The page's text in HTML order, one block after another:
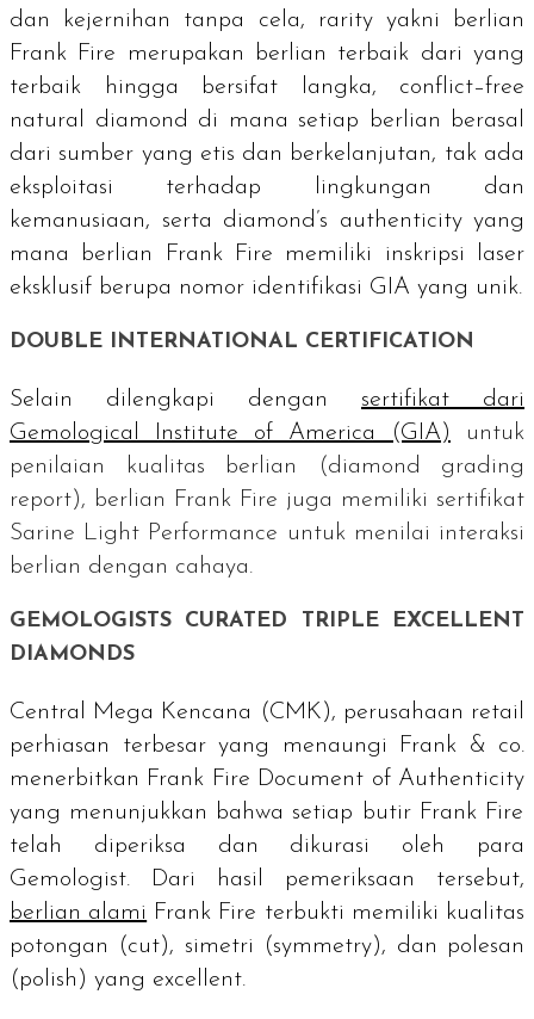
dan kejernihan tanpa cela,
rarity yakni berlian
Frank Fire merupakan berlian terbaik dari yang
terbaik hingga bersifat langka, conflict–free
natural diamond di mana setiap berlian berasal
dari sumber yang etis dan berkelanjutan, tak ada
eksploitasi terhadap lingkungan dan
kemanusiaan, serta diamond’s authenticity yang
mana berlian Frank Fire memiliki inskripsi laser
eksklusif berupa nomor identifikasi GIA yang unik.
DOUBLE INTERNATIONAL CERTIFICATION
Selain dilengkapi dengan
sertifikat dari
Gemological Institute of America
(GIA) untuk
penilaian kualitas berlian (diamond grading
report), berlian Frank Fire juga memiliki sertifikat
Sarine Light Performance untuk menilai interaksi
berlian dengan cahaya.
GEMOLOGISTS CURATED TRIPLE EXCELLENT
DIAMONDS
Central Mega Kencana (CMK), perusahaan retail
perhiasan terbesar yang menaungi Frank & co.
menerbitkan Frank Fire Document of Authenticity
yang menunjukkan bahwa setiap butir Frank Fire
telah diperiksa dan dikurasi oleh para
Gemologist.
Dari hasil pemeriksaan tersebut,
berlian alami Frank Fire terbukti memiliki kualitas
potongan (cut), simetri (symmetry), dan polesan
( polish ) yang excellent.